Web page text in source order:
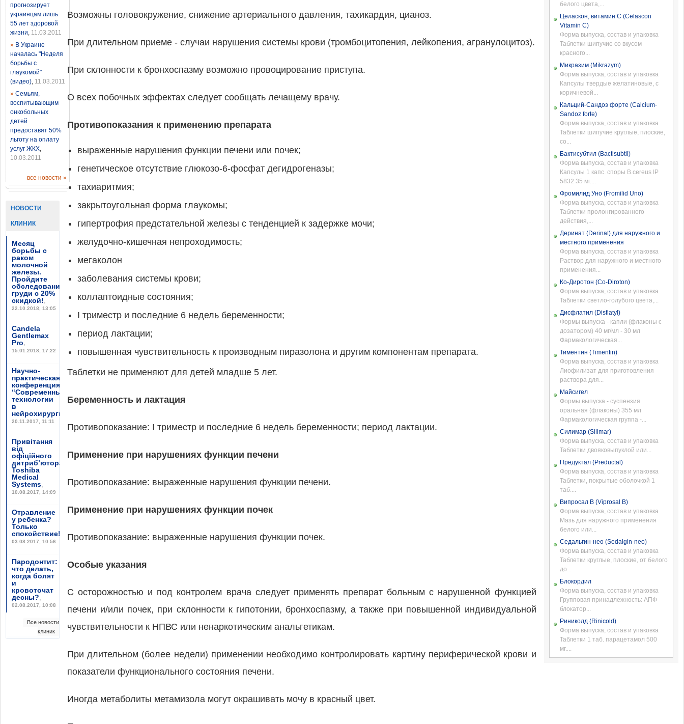
прогнозирует
украинцам лишь
55 лет здоровой
жизни, 11.03.2011
» В Украине
началась "Неделя
борьбы с
глаукомой"
(видео), 11.03.2011
» Семьям,
воспитывающим
онкобольных
детей
предоставят 50%
льготу на оплату
услуг ЖКХ,
10.03.2011
все новости »
НОВОСТИ
КЛИНИК
Месяц
борьбы с
раком
молочной
железы.
Пройдите
обследование
груди с 20%
скидкой!,
22.10.2018, 13:05
Candela
Gentlemax
Pro,
15.01.2018, 17:22
Научно-
практическая
конференция
“Современные
технологии
в
нейрохирургии”
20.11.2017, 11:11
Привітання
від
офіційного
дитриб’ютора
Toshiba
Medical
Systems,
10.08.2017, 14:09
Отравление
у ребенка?
Только
спокойствие!
03.08.2017, 10:56
Пародонтит:
что делать,
когда болят
и
кровоточат
десны?,
02.08.2017, 10:08
Все новости
клиник
Возможны головокружение, снижение артериального давления, тахикардия, цианоз.
При длительном приеме - случаи нарушения системы крови (тромбоцитопения, лейкопения, агранулоцитоз).
При склонности к бронхоспазму возможно провоцирование приступа.
О всех побочных эффектах следует сообщать лечащему врачу.
Противопоказания к применению препарата
выраженные нарушения функции печени или почек;
генетическое отсутствие глюкозо-6-фосфат дегидрогеназы;
тахиаритмия;
закрытоугольная форма глаукомы;
гипертрофия предстательной железы с тенденцией к задержке мочи;
желудочно-кишечная непроходимость;
мегаколон
заболевания системы крови;
коллаптоидные состояния;
I триместр и последние 6 недель беременности;
период лактации;
повышенная чувствительность к производным пиразолона и другим компонентам препарата.
Таблетки не применяют для детей младше 5 лет.
Беременность и лактация
Противопоказание: I триместр и последние 6 недель беременности; период лактации.
Применение при нарушениях функции печени
Противопоказание: выраженные нарушения функции печени.
Применение при нарушениях функции почек
Противопоказание: выраженные нарушения функции почек.
Особые указания
С осторожностью и под контролем врача следует применять препарат больным с нарушенной функцией
печени и/или почек, при склонности к гипотонии, бронхоспазму, а также при повышенной индивидуальной
чувствительности к НПВС или ненаркотическим анальгетикам.
При длительном (более недели) применении необходимо контролировать картину периферической крови и
показатели функционального состояния печени.
Иногда метаболиты метамизола могут окрашивать мочу в красный цвет.
белого цвета,...
Целаскон, витамин С (Celascon
Vitamin C)
Форма выпуска, состав и упаковка
Таблетки шипучие со вкусом
красного...
Микразим (Mikrazym)
Форма выпуска, состав и упаковка
Капсулы твердые желатиновые, с
коричневой...
Кальций-Сандоз форте (Calcium-
Sandoz forte)
Форма выпуска, состав и упаковка
Таблетки шипучие круглые, плоские,
со...
Бактисубтил (Bactisubtil)
Форма выпуска, состав и упаковка
Капсулы 1 капс. споры B.cereus IP
5832 35 мг....
Фромилид Уно (Fromilid Uno)
Форма выпуска, состав и упаковка
Таблетки пролонгированного
действия,...
Деринат (Derinat) для наружного и
местного применения
Форма выпуска, состав и упаковка
Раствор для наружного и местного
применения...
Ко-Диротон (Co-Diroton)
Форма выпуска, состав и упаковка
Таблетки светло-голубого цвета,...
Дисфлатил (Disflatyl)
Формы выпуска - капли (флаконы с
дозатором) 40 мг/мл - 30 мл
Фармакологическая...
Тиментин (Timentin)
Форма выпуска, состав и упаковка
Лиофилизат для приготовления
раствора для...
Майсигел
Формы выпуска - суспензия
оральная (флаконы) 355 мл
Фармакологическая группа -...
Силимар (Silimar)
Форма выпуска, состав и упаковка
Таблетки двояковыпуклой или...
Предуктал (Preductal)
Форма выпуска, состав и упаковка
Таблетки, покрытые оболочкой 1
таб....
Випросал В (Viprosal B)
Форма выпуска, состав и упаковка
Мазь для наружного применения
белого или...
Седальгин-нео (Sedalgin-neo)
Форма выпуска, состав и упаковка
Таблетки круглые, плоские, от белого
до...
Блокордил
Форма выпуска, состав и упаковка
Групповая принадлежность: АПФ
блокатор...
Риниколд (Rinicold)
Форма выпуска, состав и упаковка
Таблетки 1 таб. парацетамол 500
мг....